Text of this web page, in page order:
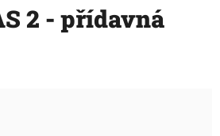
2 - přídavná